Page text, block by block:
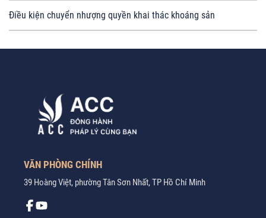
Điều kiện chuyển nhượng quyền khai thác khoáng sản
VĂN PHÒNG CHÍNH
39 Hoàng Việt, phường Tân Sơn Nhất, TP Hồ Chí Minh